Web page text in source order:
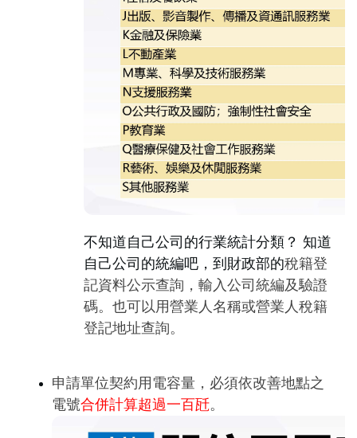
不知道自己公司的行業統計分類？ 知道
自己公司的統編吧，到財政部的稅籍登
記資料公示查詢 ，輸入公司統編及驗證
碼。也可以用營業人名稱或營業人稅籍
登記地址查詢。
申請單位契約用電容量，必須依改善地點之
電號合併計算超過一百瓩。